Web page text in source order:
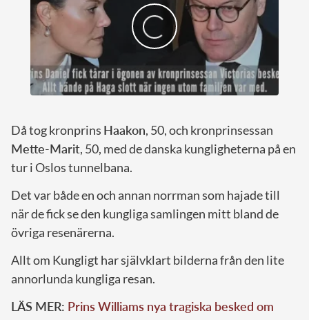
Då tog kronprins Haakon, 50, och kronprinsessan
Mette-Marit, 50, med de danska kungligheterna på en
tur i Oslos tunnelbana.
Det var både en och annan norrman som hajade till
när de fick se den kungliga samlingen mitt bland de
övriga resenärerna.
Allt om Kungligt har självklart bilderna från den lite
annorlunda kungliga resan.
LÄS MER: Prins Williams nya tragiska besked om